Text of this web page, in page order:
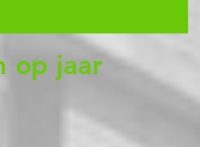
op jaar